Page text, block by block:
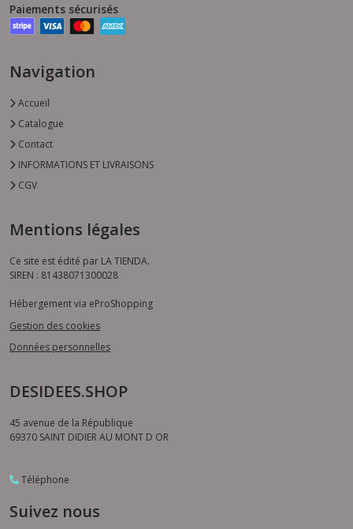
Paiements sécurisés
Navigation
Accueil
Catalogue
Contact
INFORMATIONS ET LIVRAISONS
CGV
Mentions légales
Ce site est édité par LA TIENDA.
SIREN : 81438071300028
Hébergement via eProShopping
Gestion des cookies
Données personnelles
DESIDEES.SHOP
45 avenue de la République
69370 SAINT DIDIER AU MONT D OR
Téléphone
Suivez nous